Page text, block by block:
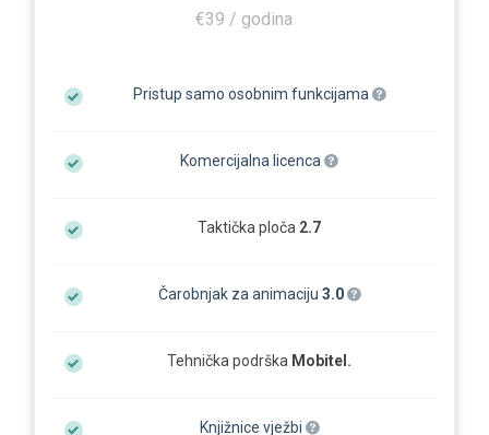
€39 / godina
Pristup samo osobnim funkcijama
Komercijalna licenca
Taktička ploča 2.7
Čarobnjak za animaciju 3.0
Tehnička podrška Mobitel.
Knjižnice vježbi